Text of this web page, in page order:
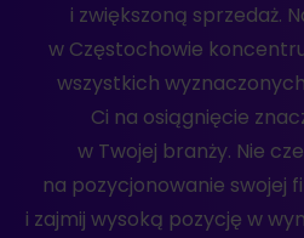
i zwiększoną sprzedaż.
w Częstochowie
wszystkich
Ci na osiągnięcie
w Twojej branży. Nie
na pozycjonowanie swojej
i zajmij wysoką pozycję w